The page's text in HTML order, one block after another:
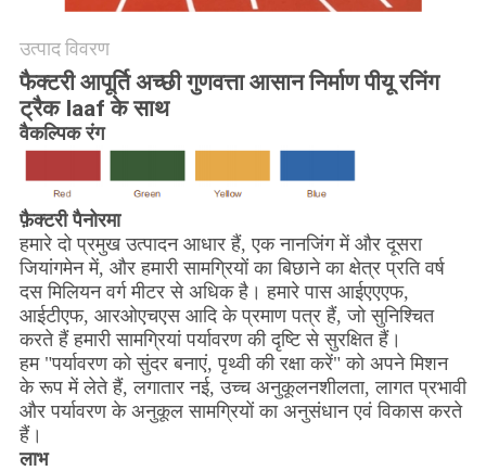
उत्पाद विवरण
फैक्टरी आपूर्ति अच्छी गुणवत्ता आसान निर्माण पीयू रनिंग
ट्रैक Iaaf के साथ
वैकल्पिक रंग
फ़ैक्टरी पैनोरमा
हमारे दो प्रमुख उत्पादन आधार हैं, एक नानजिंग में और दूसरा
जियांगमेन में, और हमारी सामग्रियों का बिछाने का क्षेत्र प्रति वर्ष
दस मिलियन वर्ग मीटर से अधिक है। हमारे पास आईएएएफ,
आईटीएफ, आरओएचएस आदि के प्रमाण पत्र हैं, जो सुनिश्चित
करते हैं हमारी सामग्रियां पर्यावरण की दृष्टि से सुरक्षित हैं।
हम "पर्यावरण को सुंदर बनाएं, पृथ्वी की रक्षा करें" को अपने मिशन
के रूप में लेते हैं, लगातार नई, उच्च अनुकूलनशीलता, लागत प्रभावी
और पर्यावरण के अनुकूल सामग्रियों का अनुसंधान एवं विकास करते
हैं।
लाभ